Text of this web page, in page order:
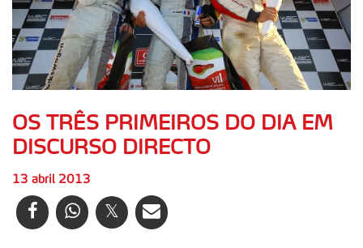
OS TRÊS PRIMEIROS DO DIA EM
DISCURSO DIRECTO
13 abril 2013